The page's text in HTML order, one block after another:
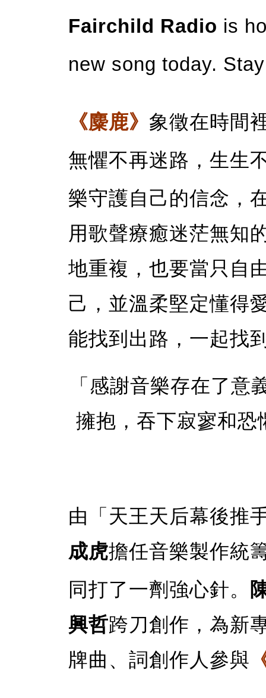
Fairchild Radio is
new song today.
《麋鹿》 象徵在時間
無懼不再迷路，生生
樂守護自己的信念，
用歌聲療癒迷茫無知
地重複，也要當只自
己，並溫柔堅定懂得
能找到出路，一起找
「感謝音樂存在了意
擁抱，吞下寂寥和
由「天王天后幕後推
成虎擔任音樂製作統
同打了一劑強心針。
興哲跨刀創作，為新
牌曲、詞創作人參與